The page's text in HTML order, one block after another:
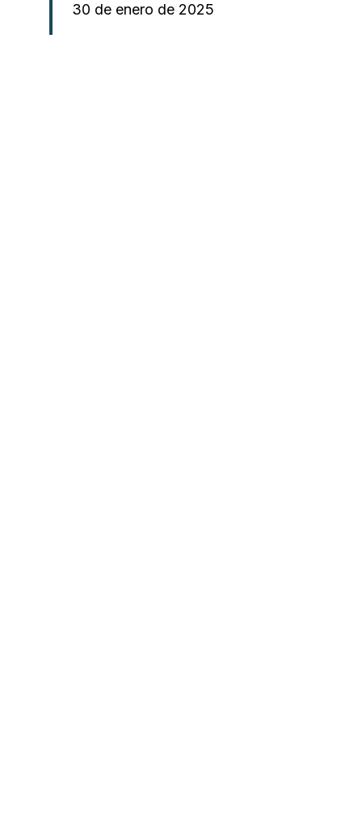
30 de enero de 2025